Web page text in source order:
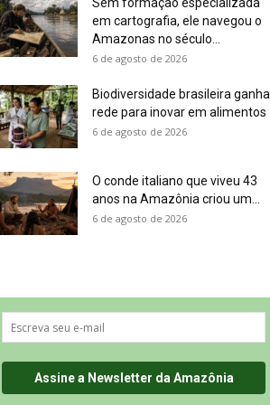
em cartografia, ele navegou o
Amazonas no século...
6 de agosto de 2026
Biodiversidade brasileira ganha
rede para inovar em alimentos
6 de agosto de 2026
O conde italiano que viveu 43
anos na Amazônia criou um...
6 de agosto de 2026